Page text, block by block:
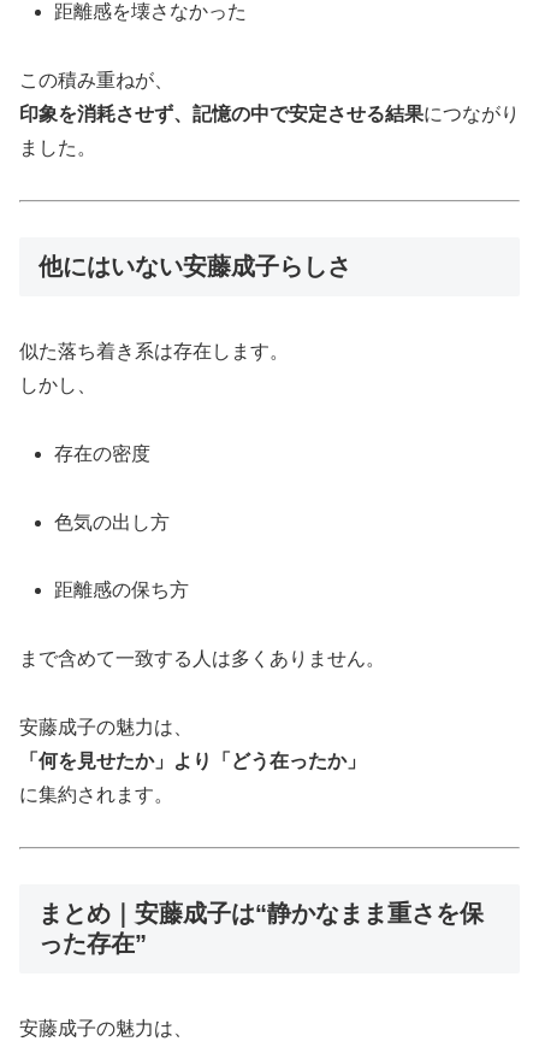
距離感を壊さなかった
この積み重ねが、
印象を消耗させず、記憶の中で安定させる結果につながり
ました。
他にはいない安藤成子らしさ
似た落ち着き系は存在します。
しかし、
存在の密度
色気の出し方
距離感の保ち方
まで含めて一致する人は多くありません。
安藤成子の魅力は、
「何を見せたか」より「どう在ったか」
に集約されます。
まとめ｜安藤成子は“静かなまま重さを保
った存在”
安藤成子の魅力は、